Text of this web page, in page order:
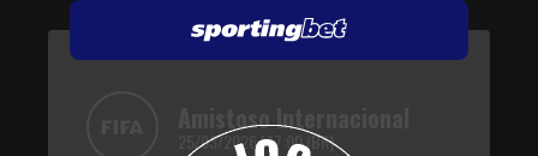
Amistoso Internacional
25/03/2026 | 17:00 (BR)